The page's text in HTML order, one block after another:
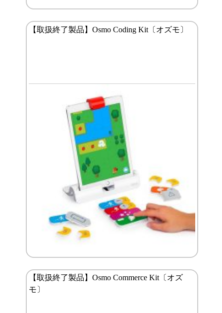
【取扱終了製品】Osmo Coding Kit〔オズモ〕
【取扱終了製品】Osmo Commerce Kit〔オズ
モ〕